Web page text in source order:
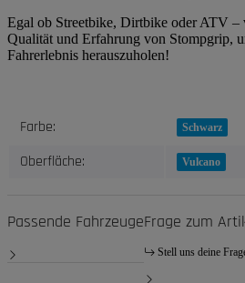
Egal ob Streetbike, Dirtbike oder ATV –
Qualität und Erfahrung von Stompgrip,
Fahrerlebnis herauszuholen!
Produkteigenschaft
Wert
Farbe: Schwarz
Oberfläche: Vulcano
Passende FahrzeugeFrage zum
Stell uns deine